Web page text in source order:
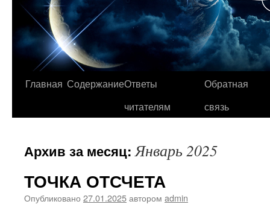
Главная СодержаниеОтветы
читателям
Обратная
связь
Архив за месяц:Январь 2025
ТОЧКА ОТСЧЕТА
Опубликовано 27.01.2025автором admin